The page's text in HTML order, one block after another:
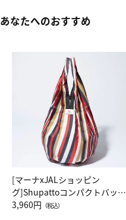
あなたへのおすすめ
[マーナxJALショッピン
グ]Shupattoコンパクトバッグ
Drop JAL客室乗務員（LC）ス
3,960円 （税込）